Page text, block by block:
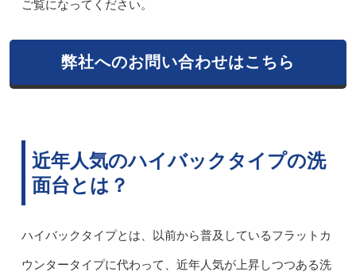
ご覧になってください。
弊社へのお問い合わせはこちら
近年人気のハイバックタイプの洗
面台とは？
ハイバックタイプとは、以前から普及しているフラットカ
ウンタータイプに代わって、近年人気が上昇しつつある洗